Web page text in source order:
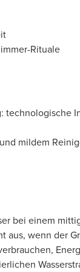
Rituale
technologische
mildem
bei einem
aus, wenn der